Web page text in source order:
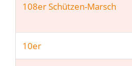
108er Schützen-Marsch
10er